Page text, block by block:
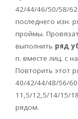
42/44/46/50/58/
последнего изн.
проймы.
выполнить ряд
п. вместе лиц. с
Повторить этот
40/42/44/48/56/
11,5/12,5/14/15/
рядом.